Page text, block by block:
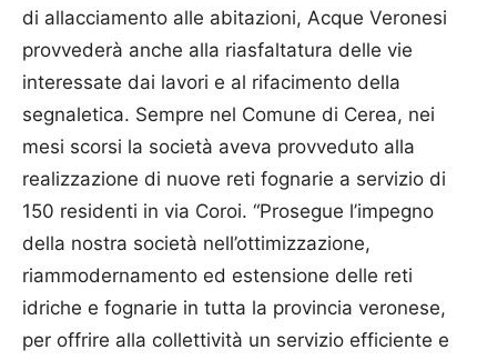
di allacciamento alle abitazioni, Acque Veronesi
provvederà anche alla riasfaltatura delle vie
interessate dai lavori e al rifacimento della
segnaletica. Sempre nel Comune di Cerea, nei
mesi scorsi la società aveva provveduto alla
realizzazione di nuove reti fognarie a servizio di
150 residenti in via Coroi. “Prosegue l’impegno
della nostra società nell’ottimizzazione,
riammodernamento ed estensione delle reti
idriche e fognarie in tutta la provincia veronese,
per offrire alla collettività un servizio efficiente e